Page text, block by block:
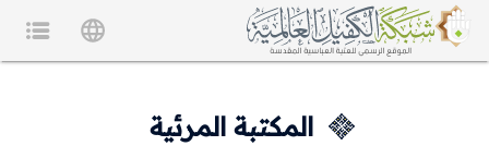
المكتبة المرئية